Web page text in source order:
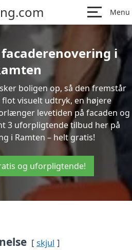
Menu
i
boligen op, så den fremstår
visuelt udtryk, en højere
levetiden på facaden og
3 uforpligtende tilbud her på
i Ramten – helt gratis!
og uforpligtende!
skjul